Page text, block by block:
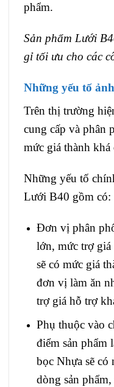
phẩm.
Sản phẩm Lưới
gỉ tối ưu cho các
Những yếu tố
Trên thị trường
cung cấp và phân
mức giá thành khá
Những yếu tố
Lưới B40 gồm có:
Đơn vị phân
lớn, mức trợ
sẽ có mức giá
đơn vị làm ăn
trợ giá hỗ trợ
Phụ thuộc vào
điểm sản phẩm
bọc Nhựa sẽ có
dòng sản